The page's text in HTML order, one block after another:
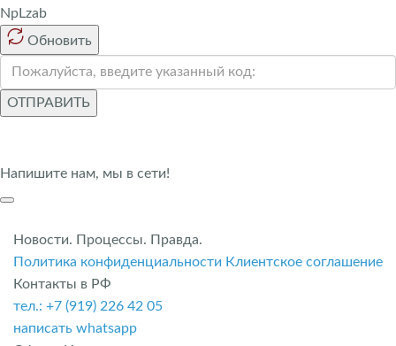
NpLzab
Обновить
ОТПРАВИТЬ
Напишите нам, мы в сети!
Новости. Процессы. Правда.
Политика конфиденциальности Клиентское соглашение
Контакты в РФ
тел.: +7 (919) 226 42 05
написать whatsapp